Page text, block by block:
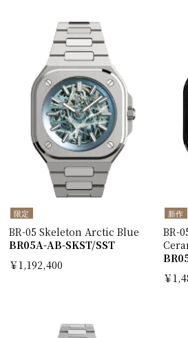
限定
BR-05 Skeleton Arctic Blue
BR05A-AB-SKST/SST
￥1,192,400
新作
BR-
￥